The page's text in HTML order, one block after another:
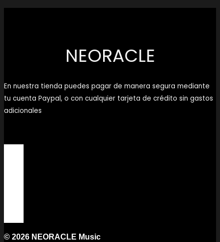
NEORACLE
En nuestra tienda puedes pagar de manera segura mediante
tu cuenta Paypal, o con cualquier tarjeta de crédito sin gastos
adicionales
© 2026 NEORACLE Music